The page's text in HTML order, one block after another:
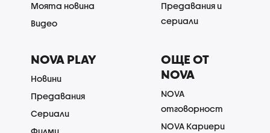
Моята новина
Видео
Предавания и
сериали
NOVA PLAY
Новини
Предавания
Сериали
Филми
ОЩЕ ОТ
NOVA
NOVA
отговорност
NOVA Кариери